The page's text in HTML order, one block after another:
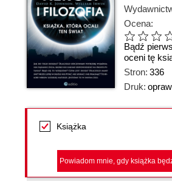
Ocena:
Bądź
oceni tę
Stron: 336
Druk:
Książka
Powiadom mnie, gdy książka